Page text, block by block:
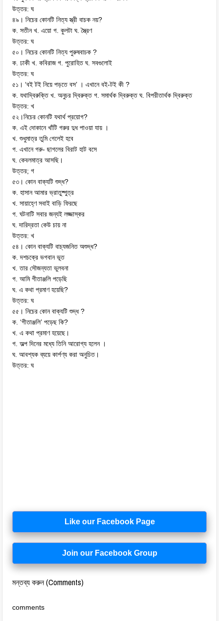
উত্তর: ঘ
৪৯। নিচের কোনটি নিত্য স্ত্রী বাচক নয়?
ক. সতীন খ. এয়ো গ. কুলটা ঘ. স্ত্রৈণ
উত্তর: ঘ
৫০। নিচের কোনটি নিত্য পুরুষবাচক ?
ক. ঢাকী খ. কবিরাজ গ. পুরোহিত ঘ. সবগুলোই
উত্তর: ঘ
৫১। ‘বই টই নিয়ে পড়তে বস’ । এখানে বই-টই কী ?
ক. যথাদ্বিরুক্তি খ. অনুচর দ্বিরুক্ত গ. সমার্থক দ্বিরুক্ত ঘ. বিপরীতার্থক দ্বিরুক্ত
উত্তর: খ
৫২।নিচের কোনটি যথার্থ প্রয়োগ?
ক. এই দোকানে খাঁটি গরুর দুধ পাওয়া যায় ।
খ. শুধুমাত্র তুমি গেলেই হবে
গ. এখানে গরু- ছাগলের বিরাট হাট বসে
ঘ. কেবলমাত্র আসছি।
উত্তর; গ
৫৩। কোন বাক্যটি শুদ্ধ?
ক. হাসান আমার ভ্রাতুষ্পুত্র
খ. সায়াহ্ণে সবাই বাড়ি ফিরছে
গ. ঘটনাটি সবার জন্যই লজ্জাস্কর
ঘ. দারিদ্রতা কেউ চায় না
উত্তর: খ
৫৪। কোন বাক্যটি বাচ্যজনিত অশুদ্ধ?
ক. দশচক্রে ভগবান ভূত
খ. তার সৌজন্যতা ভুলবনা
গ. আমি গীতাঞ্জলি পড়েছি
ঘ. এ কথা প্রমাণ হয়েছি?
উত্তর: ঘ
৫৫। নিচের কোন বাক্যটি শুদ্ধ ?
ক. ‘গীতাঞ্জলি’ পড়েছ কি?
খ. এ কথা প্রমাণ হয়েছে।
গ. অল্প দিনের মধ্যে তিনি আরোগ্য হলেন ।
ঘ. আবশ্যক ব্যয়ে কার্পণ্য করা অনুচিত।
উত্তর: ঘ
Like our Facebook Page
Join our Facebook Group
মন্তব্য করুন (Comments)
comments